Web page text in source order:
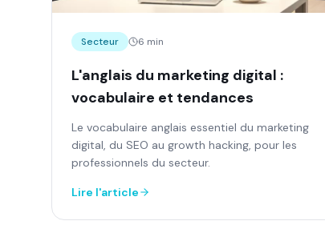
Secteur 6 min
L'anglais du marketing digital :
vocabulaire et tendances
Le vocabulaire anglais essentiel du marketing
digital, du SEO au growth hacking, pour les
professionnels du secteur.
Lire l'article